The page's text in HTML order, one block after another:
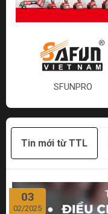
SFUNPRO
Tin mới từ TTL
03
02/2025